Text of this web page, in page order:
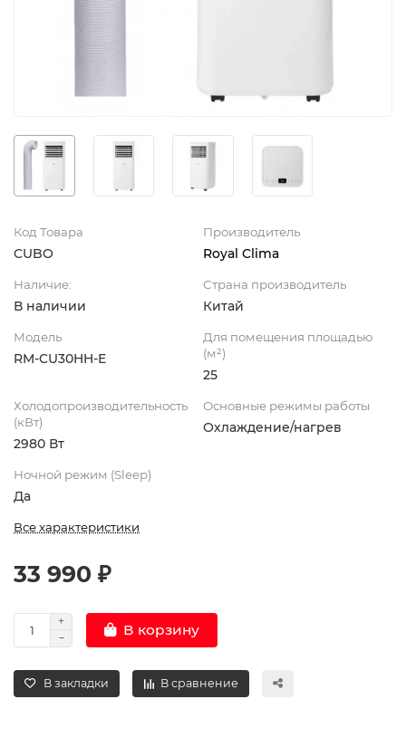
Код Товара
CUBO
Производитель
Royal Clima
Наличие:
В наличии
Страна производитель
Китай
Модель
RM-CU30HH-E
Для помещения площадью
(м²)
25
Холодопроизводительность
(кВт)
2980 Вт
Основные режимы работы
Охлаждение/нагрев
Ночной режим (Sleep)
Да
Все характеристики
33 990 ₽
В корзину
В закладки В сравнение